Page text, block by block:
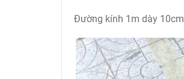
Đường kính 1m dày 10cm